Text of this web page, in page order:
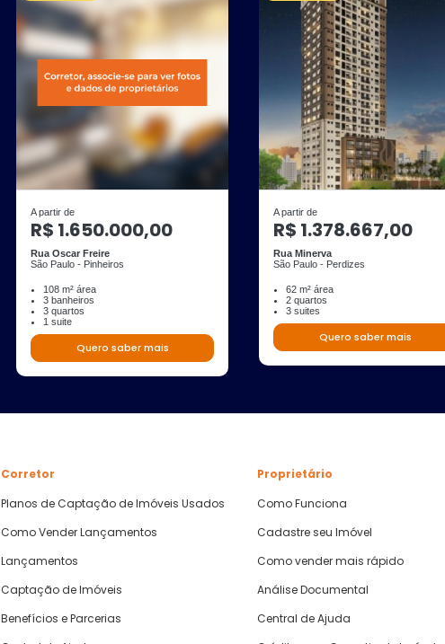
A partir de
R$ 1.650.000,00
Rua Oscar Freire
São Paulo - Pinheiros
108 m² área
3 banheiros
3 quartos
1 suite
Quero saber mais
A partir de
R$ 1.378.667,00
Rua Minerva
São Paulo - Perdizes
62 m² área
2 quartos
3 suites
Quero saber mais
Corretor
Planos de Captação de Imóveis Usados
Como Vender Lançamentos
Lançamentos
Captação de Imóveis
Benefícios e Parcerias
Proprietário
Como Funciona
Cadastre seu Imóvel
Como vender mais rápido
Análise Documental
Central de Ajuda